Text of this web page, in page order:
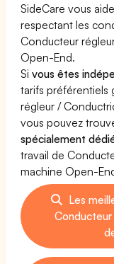
SideCare vous
respectant les
Conducteur
Open-End.
Sivous êtes
tarifs préférentiels
régleur /
vous pouvez
spécialement
travail de
machine Open-
Les